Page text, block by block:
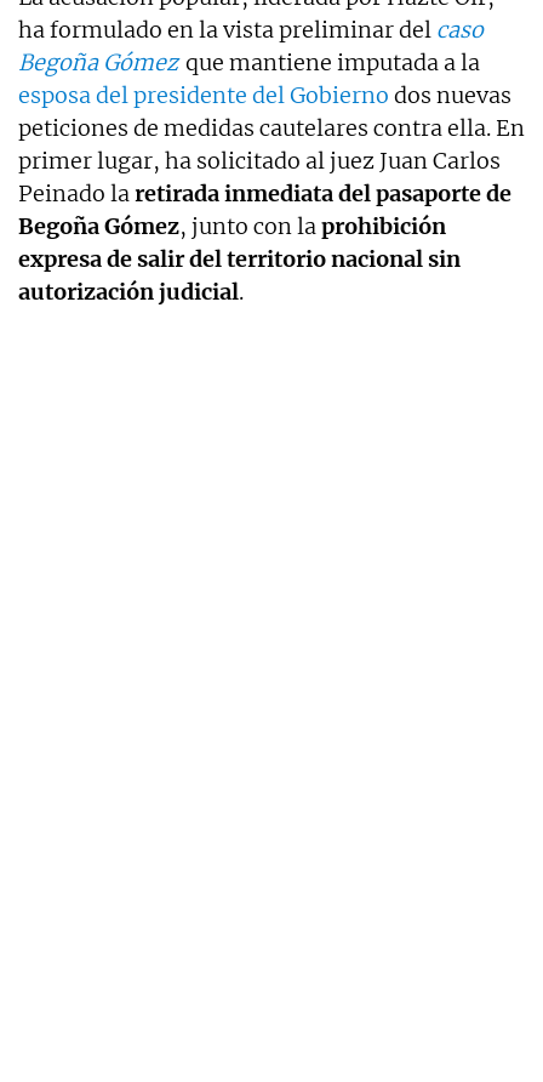
ha formulado en la vista preliminar del caso
Begoña Gómez que mantiene imputada a la
esposa del presidente del Gobierno dos nuevas
peticiones de medidas cautelares contra ella. En
primer lugar, ha solicitado al juez Juan Carlos
Peinado laretirada inmediata del pasaporte de
Begoña Gómez, junto con laprohibición
expresa de salir del territorio nacional sin
autorización judicial.